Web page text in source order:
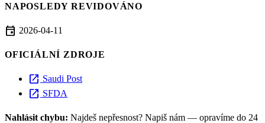
NAPOSLEDY REVIDOVÁNO
event 2026-04-11
OFICIÁLNÍ ZDROJE
open_in_new Saudi Post
open_in_new SFDA
Nahlásit chybu: Najdeš nepřesnost? Napiš nám — opravíme do 24